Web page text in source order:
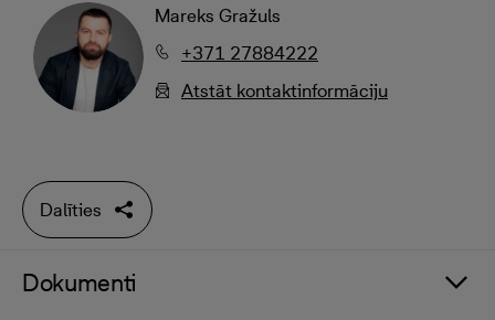
Mareks Gražuls
+371 27884222
Atstāt kontaktinformāciju
Dalīties
Dokumenti